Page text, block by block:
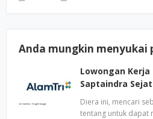
Anda mungkin menyukai
Lowongan Kerja
Saptaindra
Diera ini, mencari
tentang untuk dapat